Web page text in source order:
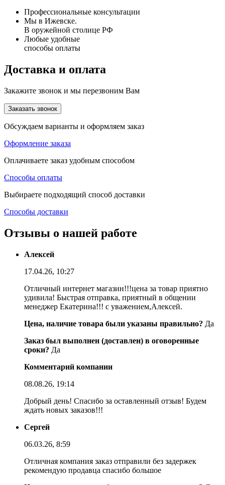
Профессиональные консультации
Мы в Ижевске.
В оружейной столице РФ
Любые удобные
способы оплаты
Доставка и оплата
Закажите звонок и мы перезвоним Вам
Заказать звонок
Обсуждаем варианты и оформляем заказ
Оформление заказа
Оплачиваете заказ удобным способом
Способы оплаты
Выбираете подходящий способ доставки
Способы доставки
Отзывы о нашей работе
Алексей
17.04.26, 10:27
Отличный интернет магазин!!!цена за товар приятно
удивила! Быстрая отправка, приятный в общении
менеджер Екатерина!!! с уважением,Алексей.
Цена, наличие товара были указаны правильно? Да
Заказ был выполнен (доставлен) в оговоренные
сроки? Да
Комментарий компании
08.08.26, 19:14
Добрый день! Спасибо за оставленный отзыв! Будем
ждать новых заказов!!!
Сергей
06.03.26, 8:59
Отличная компания заказ отправили без задержек
рекомендую продавца спасибо большое